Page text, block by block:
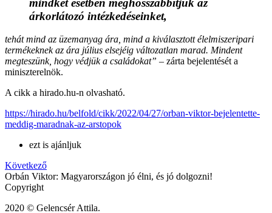
árkorlátozó intézkedéseinket,
tehát mind az üzemanyag ára, mind a kiválasztott élelmiszeripari
termékeknek az ára július elsejéig változatlan marad. Mindent
megteszünk, hogy védjük a családokat” – zárta bejelentését a
miniszterelnök.
A cikk a hirado.hu-n olvasható.
https://hirado.hu/belfold/cikk/2022/04/27/orban-viktor-bejelentette-
meddig-maradnak-az-arstopok
ezt is ajánljuk
Következő
Orbán Viktor: Magyarországon jó élni, és jó dolgozni!
Copyright
2020 © Gelencsér Attila.